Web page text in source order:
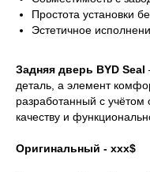
Простота установки
Эстетичное
Задняя дверь BYD Seal
деталь, а элемент
разработанный с
качеству и
Оригинальный - ххх$